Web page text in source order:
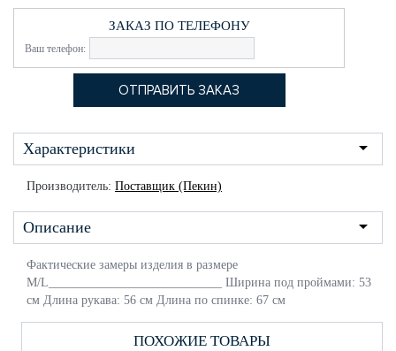
ЗАКАЗ ПО ТЕЛЕФОНУ
Ваш телефон:
Характеристики
Производитель: Поставщик (Пекин)
Описание
Фактические замеры изделия в размере
M/L____________________________ Ширина под проймами: 53
см Длина рукава: 56 см Длина по спинке: 67 см
ПОХОЖИЕ ТОВАРЫ